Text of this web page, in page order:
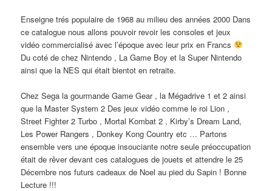
Enseigne trés populaire de 1968 au milieu des années 2000 Dans
ce catalogue nous allons pouvoir revoir les consoles et jeux
vidéo commercialisé avec l’époque avec leur prix en Francs
Du coté de chez Nintendo , La Game Boy et la Super Nintendo
ainsi que la NES qui était bientot en retraite.
Chez Sega la gourmande Game Gear , la Mégadrive 1 et 2 ainsi
que la Master System 2 Des jeux vidéo comme le roi Lion ,
Street Fighter 2 Turbo , Mortal Kombat 2 , Kirby’s Dream Land,
Les Power Rangers , Donkey Kong Country etc … Partons
ensemble vers une époque insouciante notre seule préoccupation
était de rêver devant ces catalogues de jouets et attendre le 25
Décembre nos futurs cadeaux de Noel au pied du Sapin ! Bonne
Lecture !!!